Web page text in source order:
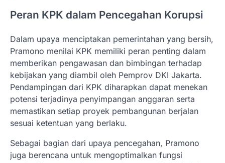
Peran KPK dalam Pencegahan Korupsi
Dalam upaya menciptakan pemerintahan yang bersih,
Pramono menilai KPK memiliki peran penting dalam
memberikan pengawasan dan bimbingan terhadap
kebijakan yang diambil oleh Pemprov DKI Jakarta.
Pendampingan dari KPK diharapkan dapat menekan
potensi terjadinya penyimpangan anggaran serta
memastikan setiap proyek pembangunan berjalan
sesuai ketentuan yang berlaku.
Sebagai bagian dari upaya pencegahan, Pramono
juga berencana untuk mengoptimalkan fungsi